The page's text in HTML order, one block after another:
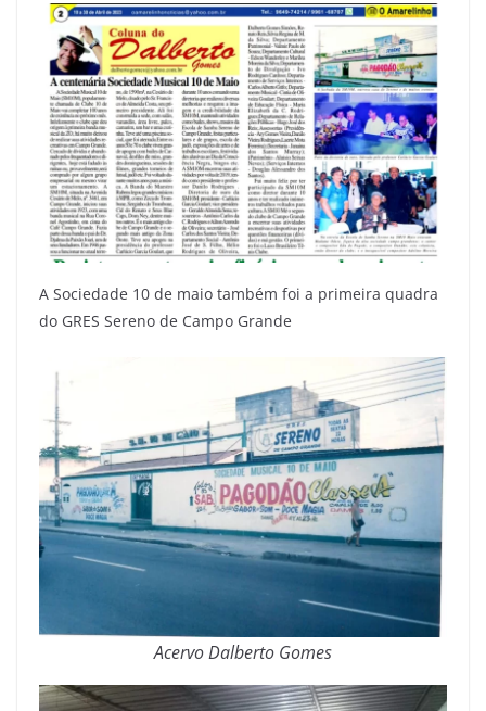
A Sociedade 10 de maio também foi a primeira quadra
do GRES Sereno de Campo Grande
Acervo Dalberto Gomes